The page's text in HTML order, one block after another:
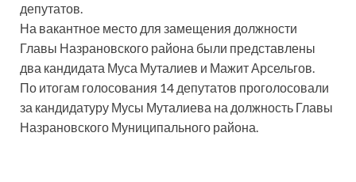
депутатов.
На вакантное место для замещения должности
Главы Назрановского района были представлены
два кандидата Муса Муталиев и Мажит Арсельгов.
По итогам голосования 14 депутатов проголосовали
за кандидатуру Мусы Муталиева на должность Главы
Назрановского Муниципального района.